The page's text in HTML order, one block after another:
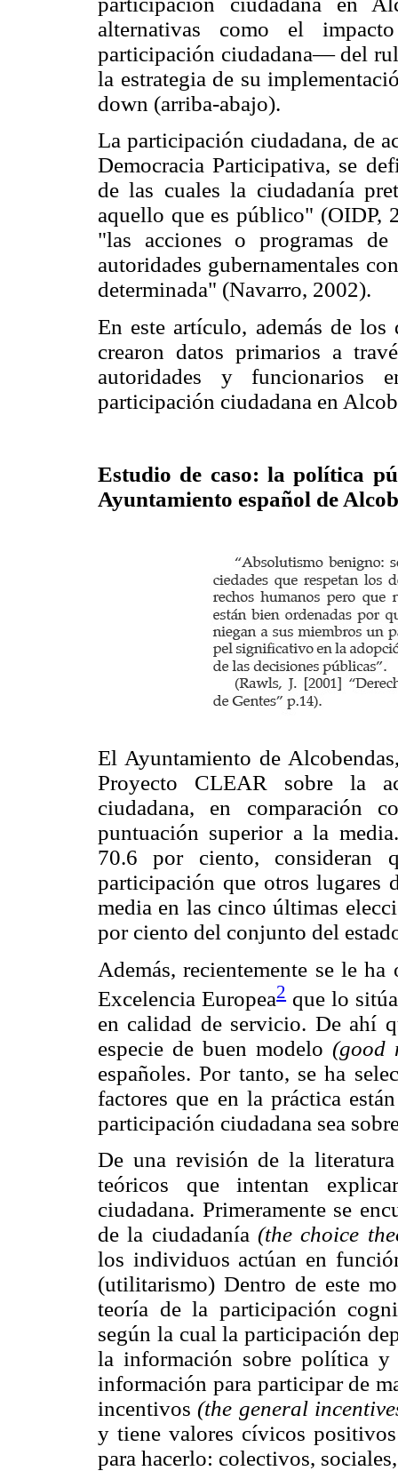
alternativas como el
participación ciudadana— del
la estrategia de su
down (arriba-abajo).
La participación ciudadana, de
Democracia Participativa, se
de las cuales la ciudadanía
aquello que es público" (OIDP,
"las acciones o programas
autoridades gubernamentales
determinada" (Navarro, 2002).
En este artículo, además de
crearon datos primarios a
autoridades y funcionarios
participación ciudadana en
Estudio de caso: la política
Ayuntamiento español de
El Ayuntamiento de
Proyecto CLEAR sobre la
ciudadana, en comparación
puntuación superior a la
70.6 por ciento, consideran
participación que otros lugares
media en las cinco últimas
por ciento del conjunto del
Además, recientemente se le
Excelencia Europea2que lo
en calidad de servicio. De ahí
especie de buen modelo (good
españoles. Por tanto, se ha
factores que en la práctica
participación ciudadana sea
De una revisión de la
teóricos que intentan
ciudadana. Primeramente se
de la ciudadanía (the choice
los individuos actúan en
(utilitarismo) Dentro de este
teoría de la participación
según la cual la participación
la información sobre política
información para participar de
incentivos(the general
y tiene valores cívicos
para hacerlo: colectivos,